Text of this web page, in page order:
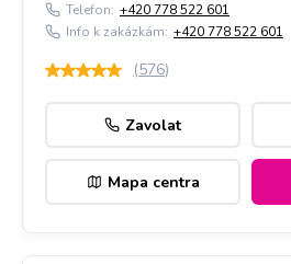
Telefon: +420 778 522 601
Info k zakázkám: +420 778 522 601
(576)
Zavolat
Mapa centra